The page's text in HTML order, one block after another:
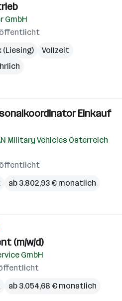
GmbH
(Liesing)
Vollzeit
Einkauf
Military Vehicles Österreich
ab 3.802,93 € monatlich
(m/w/d)
GmbH
ab 3.054,68 € monatlich